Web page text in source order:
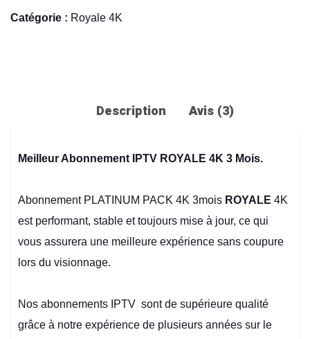
ROYALE
Catégorie : Royale 4K
Description Avis (3)
Meilleur Abonnement IPTV ROYALE 4K 3 Mois.
Abonnement PLATINUM PACK 4K 3mois ROYALE 4K
est performant, stable et toujours mise à jour, ce qui
vous assurera une meilleure expérience sans coupure
lors du visionnage.
Nos abonnements IPTV sont de supérieure qualité
grâce à notre expérience de plusieurs années sur le